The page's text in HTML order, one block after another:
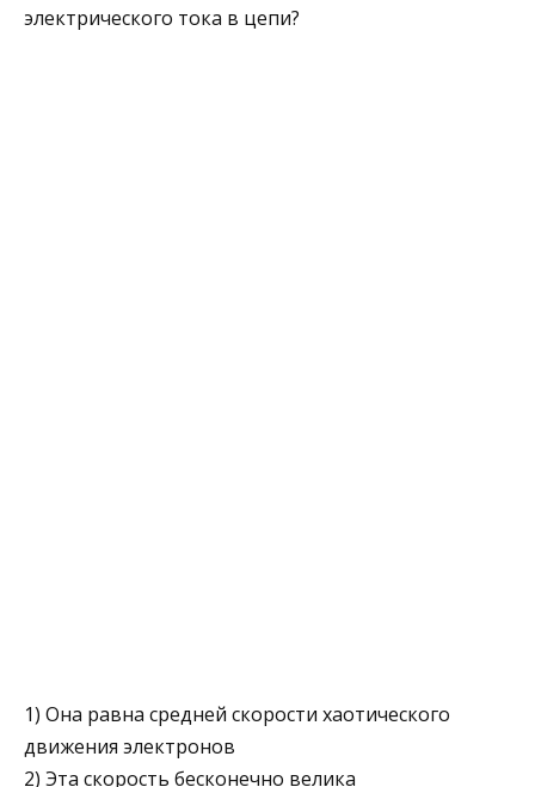
электрического тока в цепи?
1) Она равна средней скорости хаотического
движения элек­тронов
2) Эта скорость бесконечно велика